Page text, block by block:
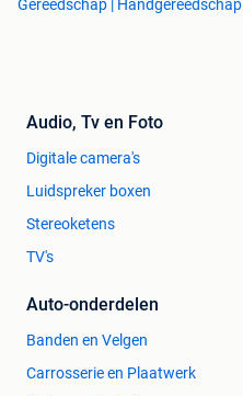
Gereedschap | Handgereedschap
Audio, Tv en Foto
Digitale camera's
Luidspreker boxen
Stereoketens
TV's
Auto-onderdelen
Banden en Velgen
Carrosserie en Plaatwerk